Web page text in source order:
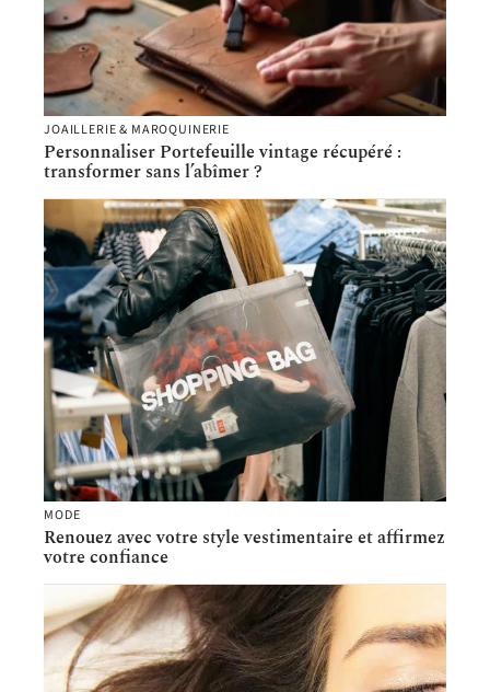
JOAILLERIE & MAROQUINERIE
Personnaliser Portefeuille vintage récupéré :
transformer sans l’abîmer ?
MODE
Renouez avec votre style vestimentaire et affirmez
votre confiance